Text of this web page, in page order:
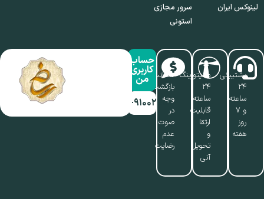
لینوکس ایران
سرور مجازی
استونی
پشتیبانی
۲۴
ساعته
و ۷
روز
هفته
مانیتورینگ
۲۴
ساعته،
قابلیت
ارتقا
تحویل
آنی
ضمانت
بازگشت
وجه
در
صوت
عدم
رضایت
حساب
کاربری
من
۰۱۷-۹۱۰۰۲۱۱۰